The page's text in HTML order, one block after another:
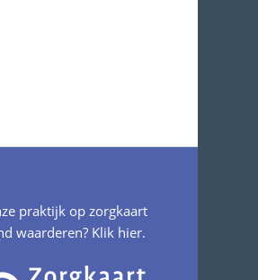
praktijk op zorgkaart
waarderen? Klik hier.